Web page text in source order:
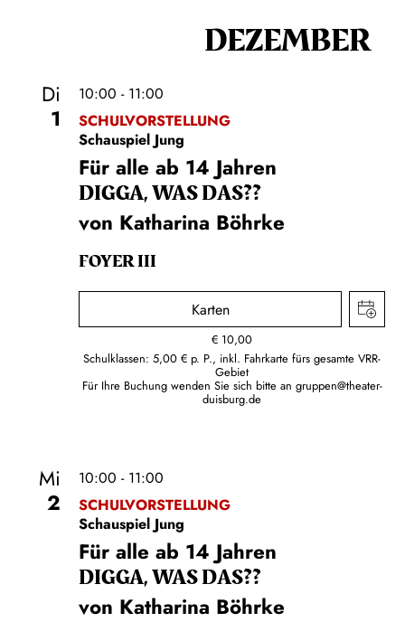
DEZEMBER
Di
1
10:00 - 11:00
SCHULVORSTELLUNG
Schauspiel Jung
Für alle ab 14 Jahren
DIGGA, WAS DAS??
von Katharina Böhrke
FOYER III
Karten
€ 10,00
Schulklassen: 5,00 € p. P., inkl. Fahrkarte fürs gesamte VRR-
Gebiet
Für Ihre Buchung wenden Sie sich bitte an gruppen@theater-
duisburg.de
Mi
2
10:00 - 11:00
SCHULVORSTELLUNG
Schauspiel Jung
Für alle ab 14 Jahren
DIGGA, WAS DAS??
von Katharina Böhrke